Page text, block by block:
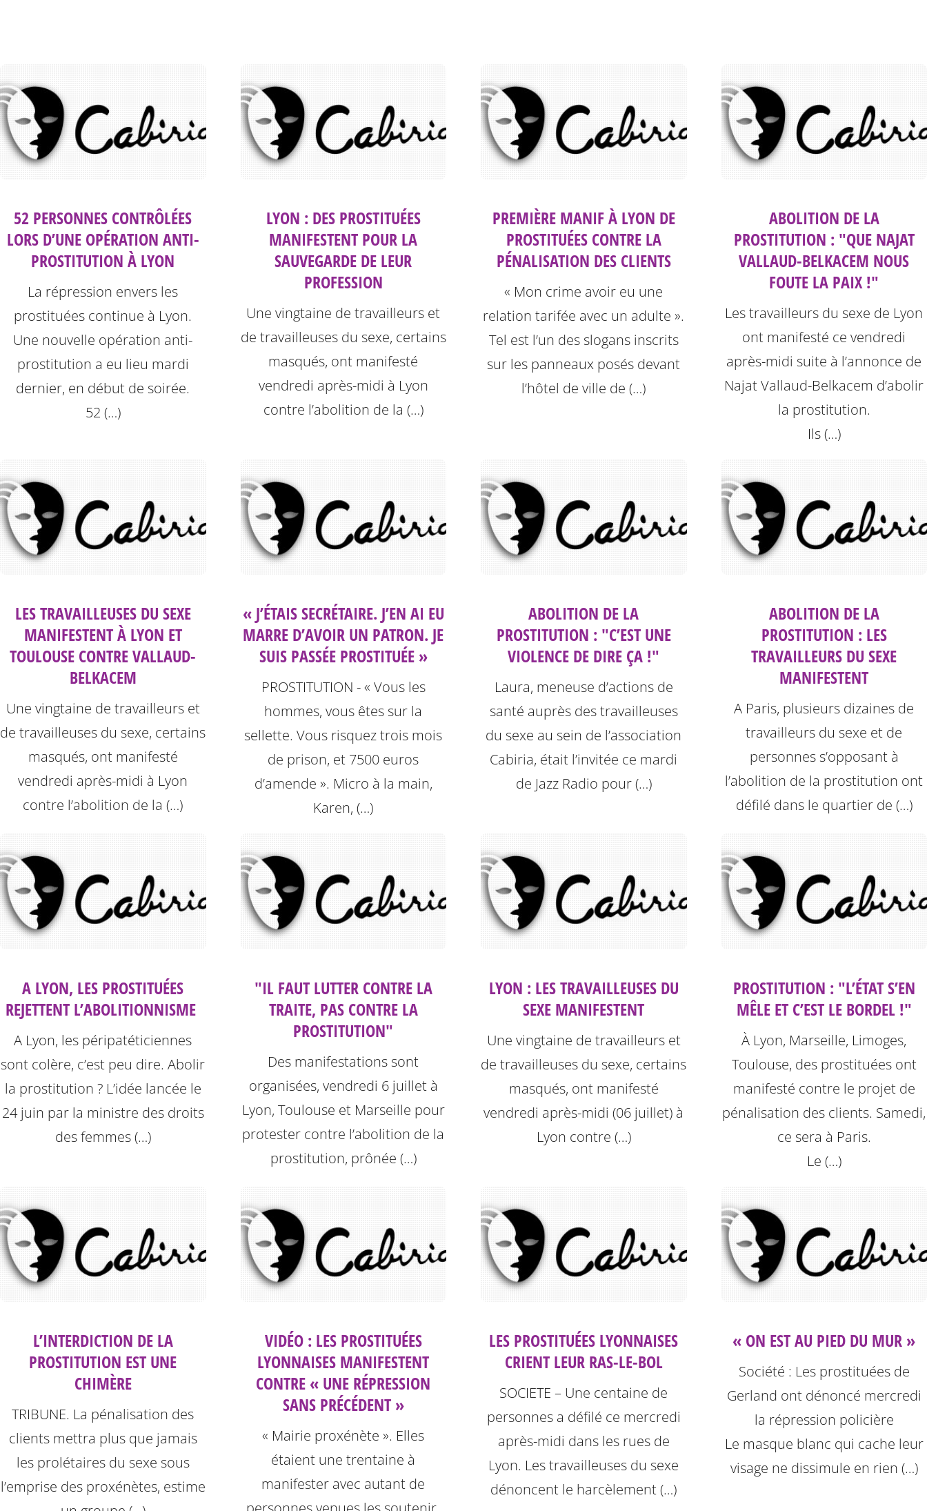
52 PERSONNES CONTRÔLÉES
LORS D’UNE OPÉRATION ANTI-
PROSTITUTION À LYON
La répression envers les
prostituées continue à Lyon.
Une nouvelle opération anti-
prostitution a eu lieu mardi
dernier, en début de soirée.
52 (…)
LYON : DES PROSTITUÉES
MANIFESTENT POUR LA
SAUVEGARDE DE LEUR
PROFESSION
Une vingtaine de travailleurs et
de travailleuses du sexe, certains
masqués, ont manifesté
vendredi après-midi à Lyon
contre l’abolition de la (…)
PREMIÈRE MANIF À LYON DE
PROSTITUÉES CONTRE LA
PÉNALISATION DES CLIENTS
« Mon crime avoir eu une
relation tarifée avec un adulte ».
Tel est l’un des slogans inscrits
sur les panneaux posés devant
l’hôtel de ville de (…)
ABOLITION DE LA
PROSTITUTION : "QUE NAJAT
VALLAUD-BELKACEM NOUS
FOUTE LA PAIX !"
Les travailleurs du sexe de Lyon
ont manifesté ce vendredi
après-midi suite à l’annonce de
Najat Vallaud-Belkacem d’abolir
la prostitution.
Ils (…)
LES TRAVAILLEUSES DU SEXE
MANIFESTENT À LYON ET
TOULOUSE CONTRE VALLAUD-
BELKACEM
Une vingtaine de travailleurs et
de travailleuses du sexe, certains
masqués, ont manifesté
vendredi après-midi à Lyon
contre l’abolition de la (…)
« J’ÉTAIS SECRÉTAIRE. J’EN AI EU
MARRE D’AVOIR UN PATRON. JE
SUIS PASSÉE PROSTITUÉE »
PROSTITUTION - « Vous les
hommes, vous êtes sur la
sellette. Vous risquez trois mois
de prison, et 7500 euros
d’amende ». Micro à la main,
Karen, (…)
ABOLITION DE LA
PROSTITUTION : "C’EST UNE
VIOLENCE DE DIRE ÇA !"
Laura, meneuse d’actions de
santé auprès des travailleuses
du sexe au sein de l’association
Cabiria, était l’invitée ce mardi
de Jazz Radio pour (…)
ABOLITION DE LA
PROSTITUTION : LES
TRAVAILLEURS DU SEXE
MANIFESTENT
A Paris, plusieurs dizaines de
travailleurs du sexe et de
personnes s’opposant à
l’abolition de la prostitution ont
défilé dans le quartier de (…)
A LYON, LES PROSTITUÉES
REJETTENT L’ABOLITIONNISME ‎
A Lyon, les péripatéticiennes
sont colère, c’est peu dire. Abolir
la prostitution ? L’idée lancée le
24 juin par la ministre des droits
des femmes (…)
"IL FAUT LUTTER CONTRE LA
TRAITE, PAS CONTRE LA
PROSTITUTION"
Des manifestations sont
organisées, vendredi 6 juillet à
Lyon, Toulouse et Marseille pour
protester contre l’abolition de la
prostitution, prônée (…)
LYON : LES TRAVAILLEUSES DU
SEXE MANIFESTENT
Une vingtaine de travailleurs et
de travailleuses du sexe, certains
masqués, ont manifesté
vendredi après-midi (06 juillet) à
Lyon contre (…)
PROSTITUTION : "L’ÉTAT S’EN
MÊLE ET C’EST LE BORDEL !"
À Lyon, Marseille, Limoges,
Toulouse, des prostituées ont
manifesté contre le projet de
pénalisation des clients. Samedi,
ce sera à Paris.
Le (…)
L’INTERDICTION DE LA
PROSTITUTION EST UNE
CHIMÈRE
TRIBUNE. La pénalisation des
clients mettra plus que jamais
les prolétaires du sexe sous
l’emprise des proxénètes, estime
VIDÉO : LES PROSTITUÉES
LYONNAISES MANIFESTENT
CONTRE « UNE RÉPRESSION
SANS PRÉCÉDENT »
« Mairie proxénète ». Elles
étaient une trentaine à
manifester avec autant de
LES PROSTITUÉES LYONNAISES
CRIENT LEUR RAS-LE-BOL
SOCIETE – Une centaine de
personnes a défilé ce mercredi
après-midi dans les rues de
Lyon. Les travailleuses du sexe
dénoncent le harcèlement (…)
« ON EST AU PIED DU MUR »
Société : Les prostituées de
Gerland ont dénoncé mercredi
la répression policière
Le masque blanc qui cache leur
visage ne dissimule en rien (…)